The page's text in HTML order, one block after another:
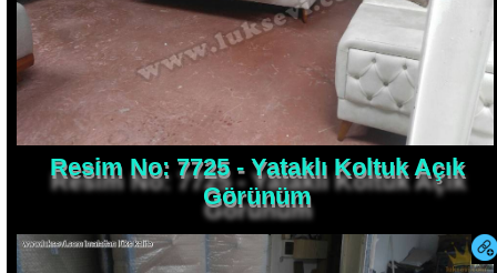
Resim No: 7725 - Yataklı Koltuk Açık
Görünüm